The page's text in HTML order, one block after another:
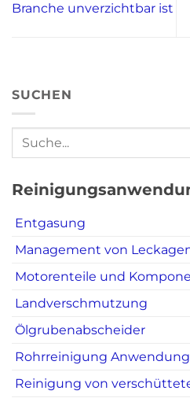
Branche unverzichtbar ist
SUCHEN
Entgasung
Management von
Motorenteile und
Landverschmutzung
Ölgrubenabscheider
Rohrreinigung Anwendung
Reinigung von